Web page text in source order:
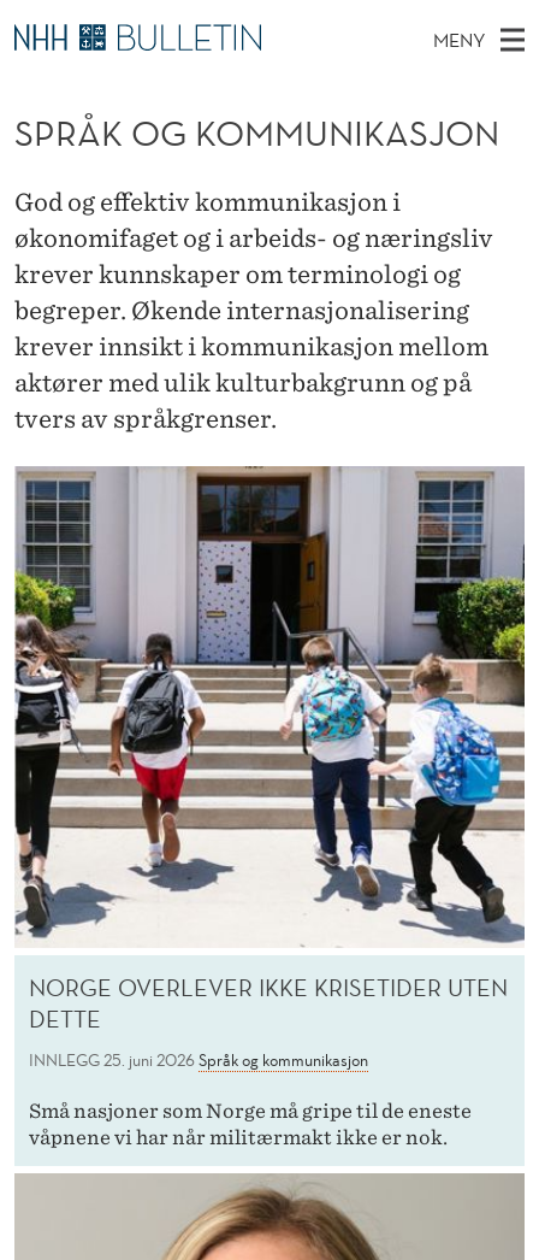
S
P
Å
K
O
G
K
O
M
M
N
K
A
S
O
N
MENY
V
D
M
E
N
Y
K
I
T
T
T
D
T
Stipendiater og nye forskerprofiler
Ekspertutvalg
Om Bulletin
SPRÅK OG KOMMUNIKASJON
God og effektiv kommunikasjon i
økonomifaget og i arbeids- og næringsliv
krever kunnskaper om terminologi og
begreper. Økende internasjonalisering
krever innsikt i kommunikasjon mellom
aktører med ulik kulturbakgrunn og på
tvers av språkgrenser.
NORGE OVERLEVER IKKE KRISETIDER UTEN
DETTE
INNLEGG25. juni 2026Språk og kommunikasjon
Små nasjoner som Norge må gripe til de eneste
våpnene vi har når militærmakt ikke er nok.